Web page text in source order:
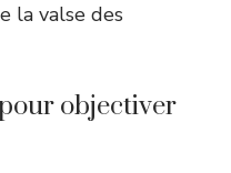
la valse des
objectiver